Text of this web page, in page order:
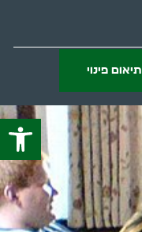
פתח
תיאום פינוי